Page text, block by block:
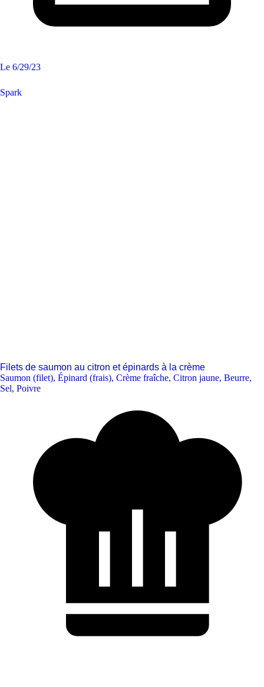
Le 6/29/23
Spark
Filets de saumon au citron et épinards à la crème
Saumon (filet), Épinard (frais), Crème fraîche, Citron jaune, Beurre,
Sel, Poivre